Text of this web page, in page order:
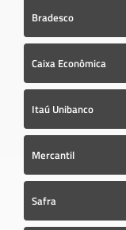
Bradesco
Caixa Econômica
Itaú Unibanco
Mercantil
Safra